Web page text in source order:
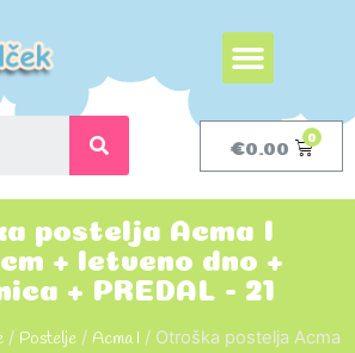
€0.00
postelja Acma I
+ letveno dno +
+ PREDAL - 21
/ Postelje / Acma I / Otroška postelja Acma